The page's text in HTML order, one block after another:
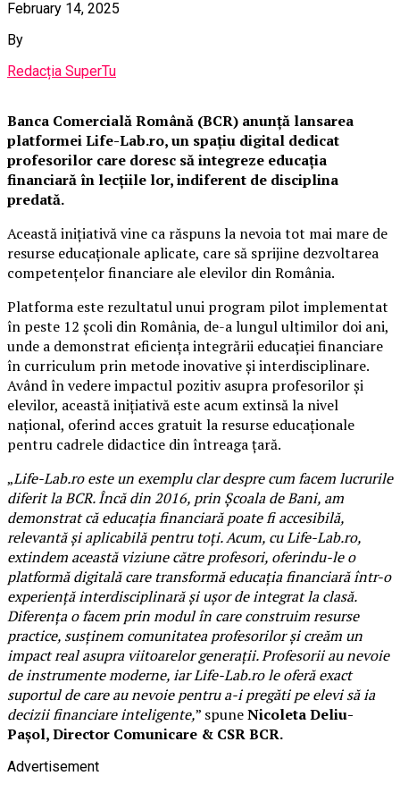
February 14, 2025
By
Redacția SuperTu
Banca Comercială Română (BCR) anunță lansarea
platformei Life-Lab.ro, un spațiu digital dedicat
profesorilor care doresc să integreze educația
financiară în lecțiile lor, indiferent de disciplina
predată.
Această inițiativă vine ca răspuns la nevoia tot mai mare de
resurse educaționale aplicate, care să sprijine dezvoltarea
competențelor financiare ale elevilor din România.
Platforma este rezultatul unui program pilot implementat
în peste 12 școli din România, de-a lungul ultimilor doi ani,
unde a demonstrat eficiența integrării educației financiare
în curriculum prin metode inovative și interdisciplinare.
Având în vedere impactul pozitiv asupra profesorilor și
elevilor, această inițiativă este acum extinsă la nivel
național, oferind acces gratuit la resurse educaționale
pentru cadrele didactice din întreaga țară.
„Life-Lab.ro este un exemplu clar despre cum facem lucrurile
diferit la BCR. Încă din 2016, prin Școala de Bani, am
demonstrat că educația financiară poate fi accesibilă,
relevantă și aplicabilă pentru toți. Acum, cu Life-Lab.ro,
extindem această viziune către profesori, oferindu-le o
platformă digitală care transformă educația financiară într-o
experiență interdisciplinară și ușor de integrat la clasă.
Diferența o facem prin modul în care construim resurse
practice, susținem comunitatea profesorilor și creăm un
impact real asupra viitoarelor generații. Profesorii au nevoie
de instrumente moderne, iar Life-Lab.ro le oferă exact
suportul de care au nevoie pentru a-i pregăti pe elevi să ia
decizii financiare inteligente,” spuneNicoleta Deliu-
Pașol, Director Comunicare & CSR BCR.
Advertisement